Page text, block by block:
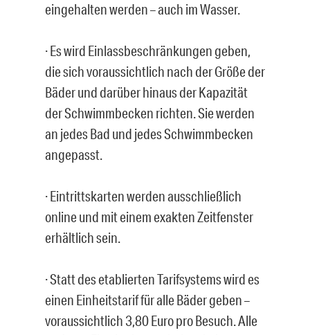
eingehalten werden – auch im Wasser.
· Es wird Einlassbeschränkungen geben,
die sich voraussichtlich nach der Größe der
Bäder und darüber hinaus der Kapazität
der Schwimmbecken richten. Sie werden
an jedes Bad und jedes Schwimmbecken
angepasst.
· Eintrittskarten werden ausschließlich
online und mit einem exakten Zeitfenster
erhältlich sein.
· Statt des etablierten Tarifsystems wird es
einen Einheitstarif für alle Bäder geben –
voraussichtlich 3,80 Euro pro Besuch. Alle